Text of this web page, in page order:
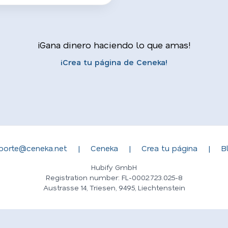
¡Gana dinero haciendo lo que amas!
¡Crea tu página de Ceneka!
| Ceneka | Crea tu página |
Hubify GmbH
Registration number: FL-0002.723.025-8
Austrasse 14, Triesen, 9495, Liechtenstein